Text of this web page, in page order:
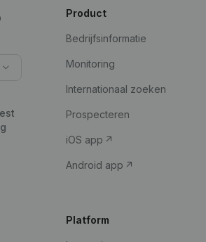
Product
Bedrijfsinformatie
Monitoring
Internationaal zoeken
Prospecteren
iOS app
Android app
Platform